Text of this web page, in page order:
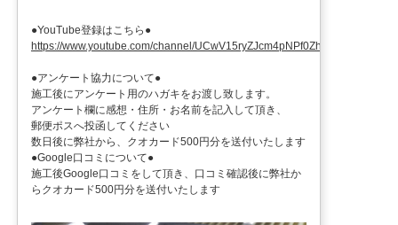
●YouTube登録はこちら●
https://www.youtube.com/channel/UCwV15ryZJcm4pNPf0ZhXu9g
●アンケート協力について●
施工後にアンケート用のハガキをお渡し致します。
アンケート欄に感想・住所・お名前を記入して頂き、
郵便ポスへ投函してください
数日後に弊社から、クオカード500円分を送付いたします
●Google口コミについて●
施工後Google口コミをして頂き、口コミ確認後に弊社か
らクオカード500円分を送付いたします